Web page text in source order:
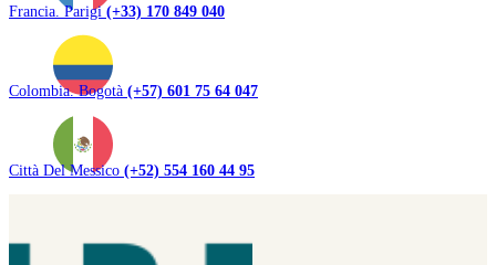
Francia. Parigi(+33) 170 849 040
Colombia. Bogotà (+57) 601 75 64 047
Città Del Messico (+52) 554 160 44 95